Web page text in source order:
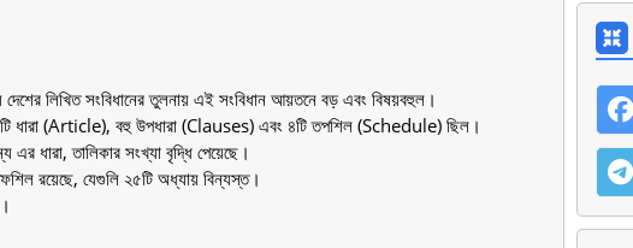
দেশের লিখিত সংবিধানের তুলনায় এই সংবিধান আয়তনে বড় এবং বিষয়বহুল।
ধারা (Article), বহু উপধারা (Clauses) এবং ৪টি তপশিল (Schedule) ছিল।
ধারা, তালিকার সংখ্যা বৃদ্ধি পেয়েছে।
রয়েছে, যেগুলি ২৫টি অধ্যায় বিন্যস্ত।